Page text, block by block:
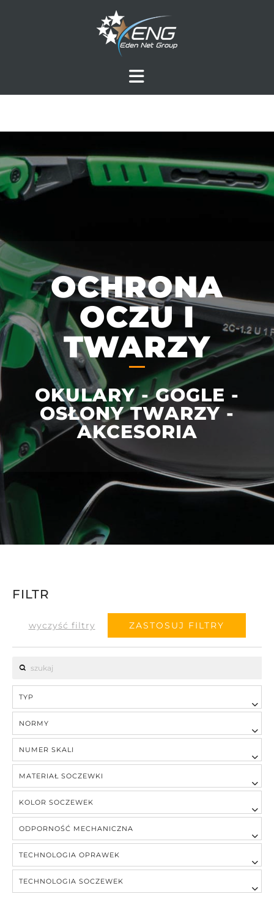
OCHRONA
OCZU I
TWARZY
OKULARY - GOGLE -
OSŁONY TWARZY -
AKCESORIA
FILTR
wyczyść filtry ZASTOSUJ FILTRY
TYP
NORMY
NUMER SKALI
MATERIAŁ SOCZEWKI
KOLOR SOCZEWEK
ODPORNOŚĆ MECHANICZNA
TECHNOLOGIA OPRAWEK
TECHNOLOGIA SOCZEWEK